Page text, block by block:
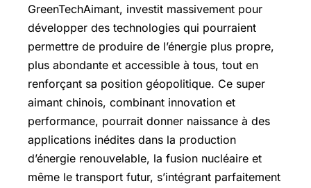
GreenTechAimant, investit massivement pour
développer des technologies qui pourraient
permettre de produire de l’énergie plus propre,
plus abondante et accessible à tous, tout en
renforçant sa position géopolitique. Ce super
aimant chinois, combinant innovation et
performance, pourrait donner naissance à des
applications inédites dans la production
d’énergie renouvelable, la fusion nucléaire et
même le transport futur, s’intégrant parfaitement